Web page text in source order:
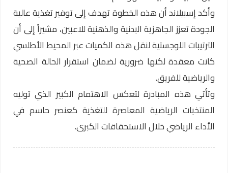
وأكد إسبيلاند أن هذه الخطوة تهدف إلى توفير تغذية عالية
الجودة تعزز الجاهزية البدنية والذهنية للاعبين، مشيراً إلى أن
الترتيبات اللوجستية لنقل هذه الكميات عبر المحيط الأطلسي
كانت معقدة لكنها ضرورية لضمان استقرار الحالة الصحية
والرياضية للفريق.
وتأتي هذه المبادرة لتعكس الاهتمام الكبير الذي توليه
المنتخبات الرياضية المعاصرة للتغذية كعنصر حاسم في
الأداء الرياضي خلال الاستحقاقات الكبرى.